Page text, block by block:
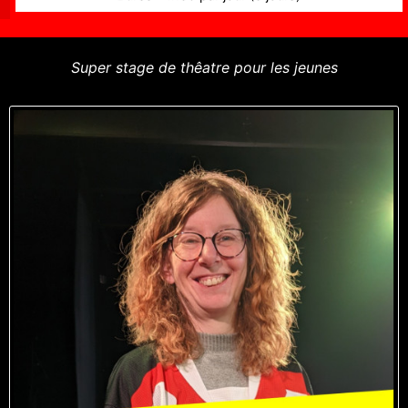
Super stage de thêatre pour les jeunes